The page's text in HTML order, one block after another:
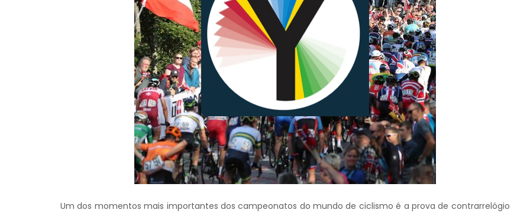
Um dos momentos mais importantes dos campeonatos do mundo de ciclismo é a prova de contrarrelógio